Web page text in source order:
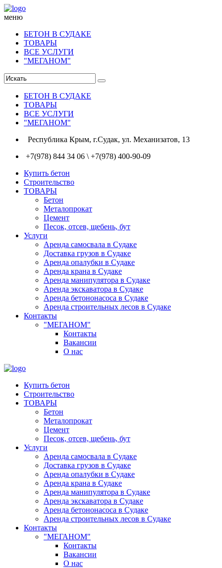
меню
БЕТОН В СУДАКЕ
ТОВАРЫ
ВСЕ УСЛУГИ
"МЕГАНОМ"
БЕТОН В СУДАКЕ
ТОВАРЫ
ВСЕ УСЛУГИ
"МЕГАНОМ"
Республика Крым, г.Судак, ул. Механизатов, 13
+7(978) 844 34 06 \ +7(978) 400-90-09
Купить бетон
Строительство
ТОВАРЫ
Бетон
Металопрокат
Цемент
Песок, отсев, щебень, бут
Услуги
Аренда самосвала в Судаке
Доставка грузов в Судаке
Аренда опалубки в Судаке
Аренда крана в Судаке
Аренда манипулятора в Судаке
Аренда экскаватора в Судаке
Аренда бетононасоса в Судаке
Аренда строительных лесов в Судаке
Контакты
"МЕГАНОМ"
Контакты
Вакансии
О нас
Купить бетон
Строительство
ТОВАРЫ
Бетон
Металопрокат
Цемент
Песок, отсев, щебень, бут
Услуги
Аренда самосвала в Судаке
Доставка грузов в Судаке
Аренда опалубки в Судаке
Аренда крана в Судаке
Аренда манипулятора в Судаке
Аренда экскаватора в Судаке
Аренда бетононасоса в Судаке
Аренда строительных лесов в Судаке
Контакты
"МЕГАНОМ"
Контакты
Вакансии
О нас